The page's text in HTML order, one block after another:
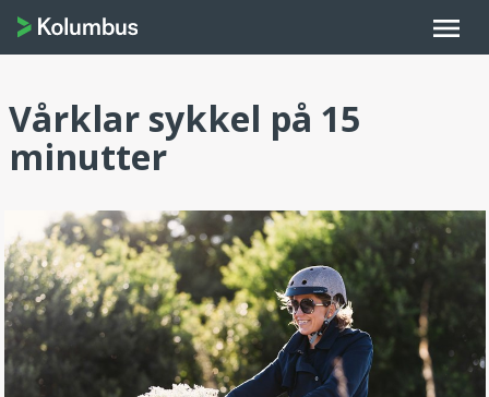
menu
Vårklar sykkel på 15
minutter